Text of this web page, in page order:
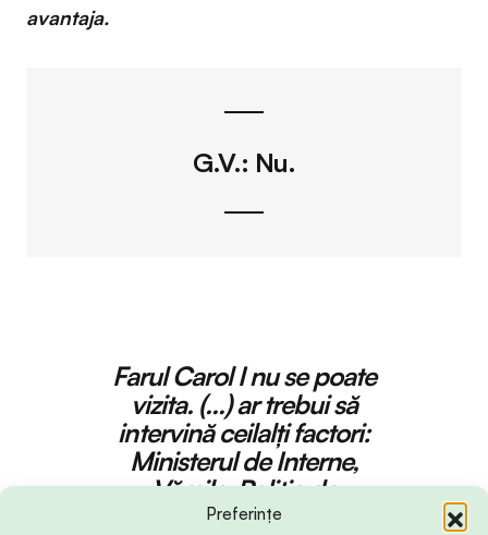
Preferințe
avantaja.
G.V.: Nu.
Farul Carol I nu se poate
vizita. (…) ar trebui să
intervină ceilalți factori:
Ministerul de Interne,
Vămile, Poliția de
Frontieră